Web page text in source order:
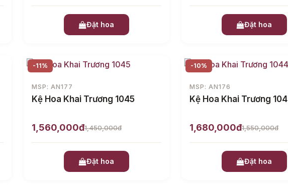
Đặt hoa Đặt hoa
-11%
MSP: AN177
Kệ Hoa Khai Trương 1045
1,560,000đ1,450,000đ
Đặt hoa
-10%
MSP: AN176
Kệ Hoa Khai Trương
1,680,000đ1,550,000đ
Đặt hoa